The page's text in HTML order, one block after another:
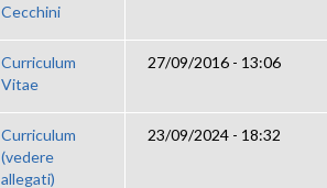
Cecchini
Curriculum
Vitae
27/09/2016 - 13:06
Curriculum
(vedere
allegati)
23/09/2024 - 18:32